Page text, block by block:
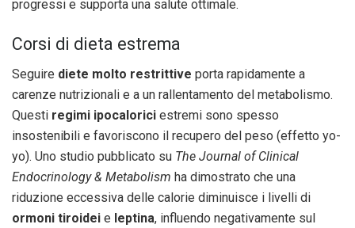
progressi e supporta una salute ottimale.
Corsi di dieta estrema
Seguire diete molto restrittive porta rapidamente a
carenze nutrizionali e a un rallentamento del metabolismo.
Questi regimi ipocalorici estremi sono spesso
insostenibili e favoriscono il recupero del peso (effetto yo-
yo). Uno studio pubblicato su The Journal of Clinical
Endocrinology & Metabolism ha dimostrato che una
riduzione eccessiva delle calorie diminuisce i livelli di
ormoni tiroidei e leptina, influendo negativamente sul